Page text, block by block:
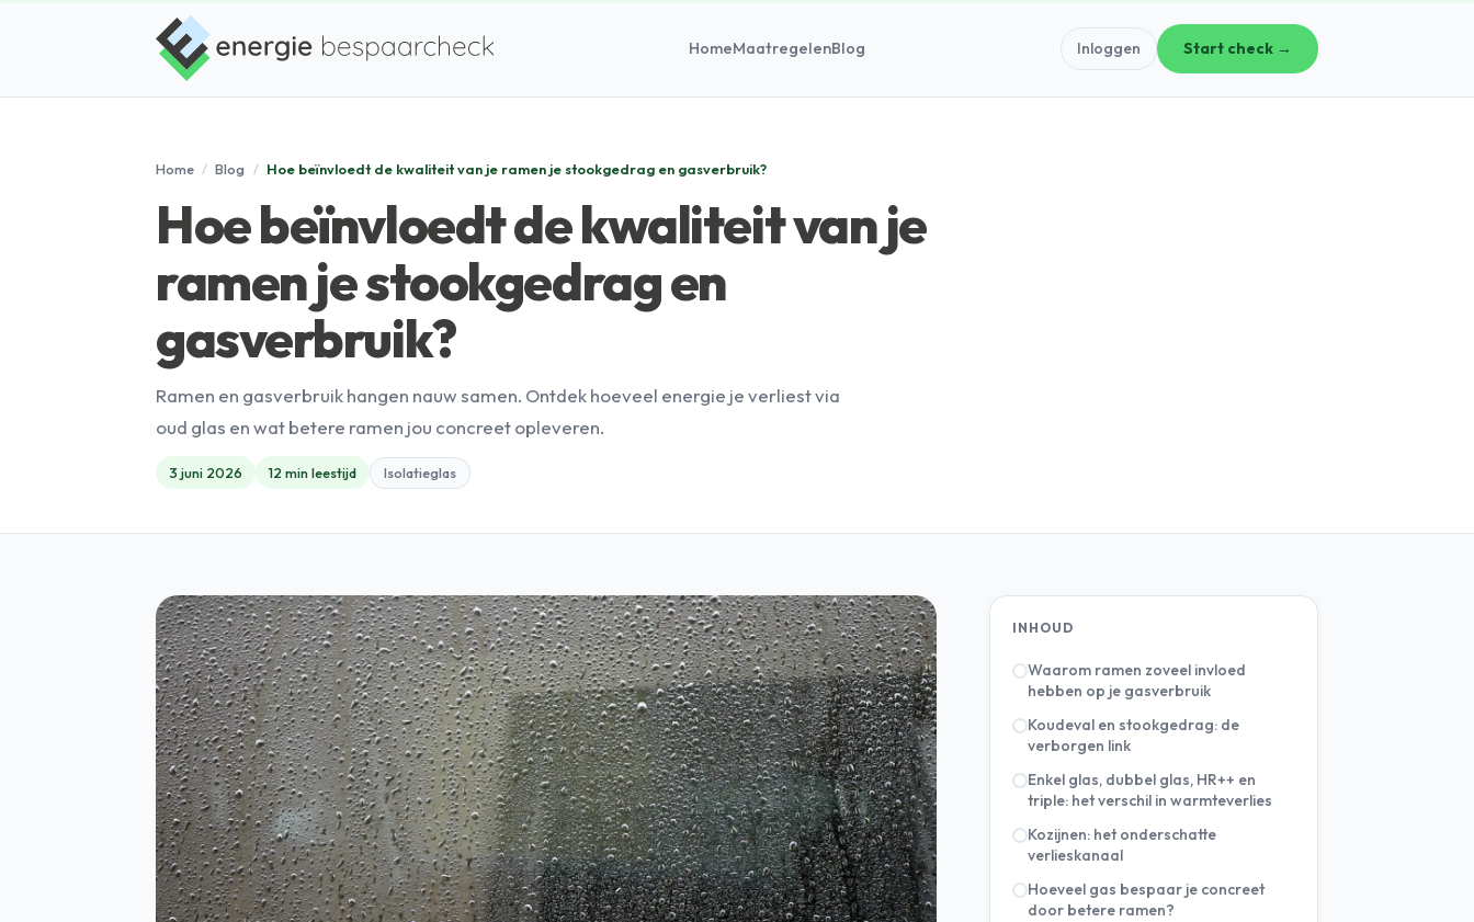
HomeMaatregelenBlog Inloggen Start check →
Home / Blog / Hoe beïnvloedt de kwaliteit van je ramen je stookgedrag en gasverbruik?
Hoe beïnvloedt de kwaliteit van je
ramen je stookgedrag en
gasverbruik?
Ramen en gasverbruik hangen nauw samen. Ontdek hoeveel energie je verliest via
oud glas en wat betere ramen jou concreet opleveren.
3 juni 2026 12 min leestijd Isolatieglas
INHOUD
Waarom ramen zoveel invloed
hebben op je gasverbruik
Koudeval en stookgedrag: de
verborgen link
Enkel glas, dubbel glas, HR++ en
triple: het verschil in warmteverlies
Kozijnen: het onderschatte
verlieskanaal
Hoeveel gas bespaar je concreet
door betere ramen?